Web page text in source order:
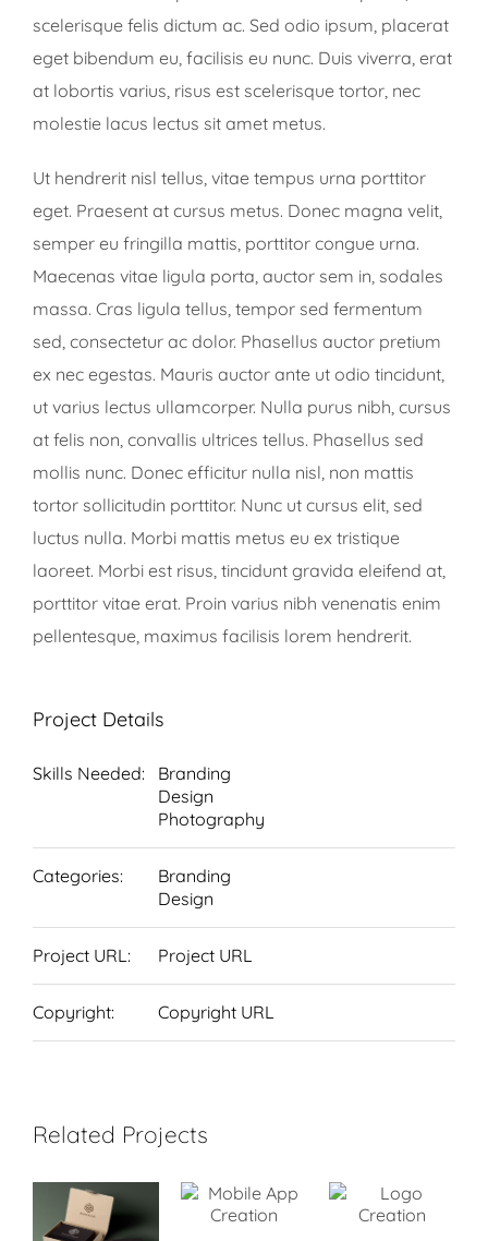
scelerisque felis dictum ac. Sed odio ipsum, placerat
eget bibendum eu, facilisis eu nunc. Duis viverra, erat
at lobortis varius, risus est scelerisque tortor, nec
molestie lacus lectus sit amet metus.
Ut hendrerit nisl tellus, vitae tempus urna porttitor
eget. Praesent at cursus metus. Donec magna velit,
semper eu fringilla mattis, porttitor congue urna.
Maecenas vitae ligula porta, auctor sem in, sodales
massa. Cras ligula tellus, tempor sed fermentum
sed, consectetur ac dolor. Phasellus auctor pretium
ex nec egestas. Mauris auctor ante ut odio tincidunt,
ut varius lectus ullamcorper. Nulla purus nibh, cursus
at felis non, convallis ultrices tellus. Phasellus sed
mollis nunc. Donec efficitur nulla nisl, non mattis
tortor sollicitudin porttitor. Nunc ut cursus elit, sed
luctus nulla. Morbi mattis metus eu ex tristique
laoreet. Morbi est risus, tincidunt gravida eleifend at,
porttitor vitae erat. Proin varius nibh venenatis enim
pellentesque, maximus facilisis lorem hendrerit.
Project Details
Skills Needed:
Branding
Design
Photography
Categories:
Branding
Design
Project URL: Project URL
Copyright: Copyright URL
Related Projects